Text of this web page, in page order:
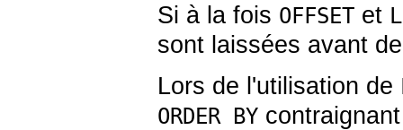
Si à la fois OFFSET et
sont laissées avant
Lors de l'utilisation de
ORDER BY